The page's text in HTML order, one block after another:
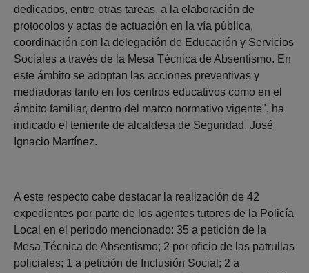
dedicados, entre otras tareas, a la elaboración de
protocolos y actas de actuación en la vía pública,
coordinación con la delegación de Educación y Servicios
Sociales a través de la Mesa Técnica de Absentismo. En
este ámbito se adoptan las acciones preventivas y
mediadoras tanto en los centros educativos como en el
ámbito familiar, dentro del marco normativo vigente", ha
indicado el teniente de alcaldesa de Seguridad, José
Ignacio Martínez.
A este respecto cabe destacar la realización de 42
expedientes por parte de los agentes tutores de la Policía
Local en el periodo mencionado: 35 a petición de la
Mesa Técnica de Absentismo; 2 por oficio de las patrullas
policiales; 1 a petición de Inclusión Social; 2 a